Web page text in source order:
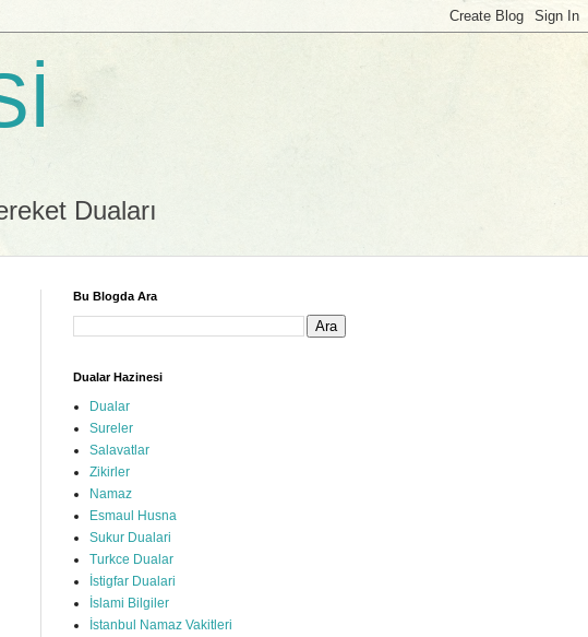
Duaları
Bu Blogda Ara
Dualar Hazinesi
Dualar
Sureler
Salavatlar
Zikirler
Namaz
Esmaul Husna
Sukur Dualari
Turkce Dualar
İstigfar Dualari
İslami Bilgiler
İstanbul Namaz Vakitleri